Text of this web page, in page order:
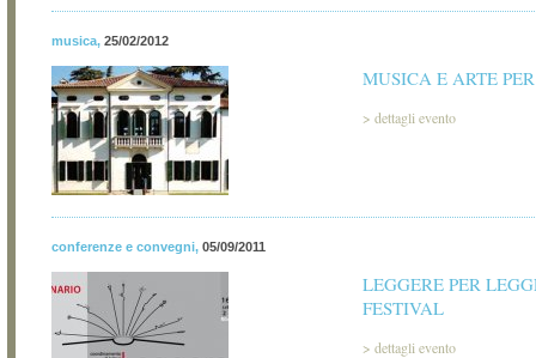
musica, 25/02/2012
MUSICA E ARTE
> dettagli evento
conferenze e convegni, 05/09/2011
LEGGERE PER
FESTIVAL
> dettagli evento